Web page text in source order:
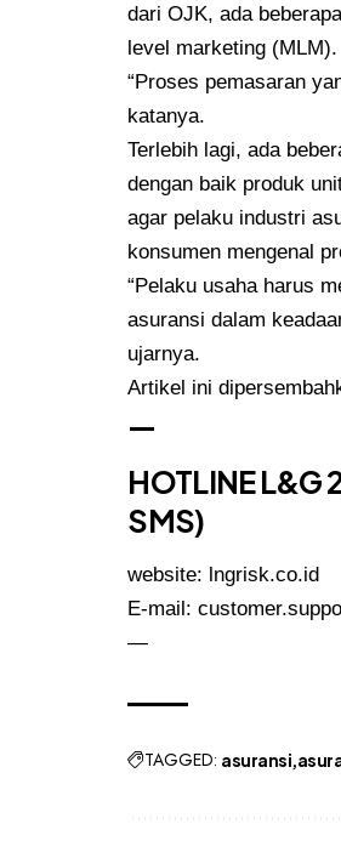
dari OJK, ada
level marketing (MLM).
“Proses pemasaran
katanya.
Terlebih lagi, ada
dengan baik produk
agar pelaku industri
konsumen mengenal
“Pelaku usaha harus
asuransi dalam
ujarnya.
Artikel ini
—
HOTLINE L&G
SMS)
website: lngrisk.co.id
E-mail:
—
TAGGED: asuransi